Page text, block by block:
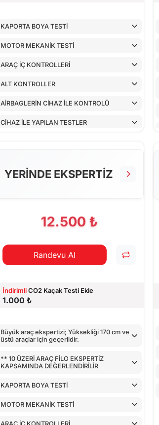
KAPORTA BOYA TESTİ
MOTOR MEKANİK TESTİ
ARAÇ İÇ KONTROLLERİ
ALT KONTROLLER
AİRBAGLERİN CİHAZ İLE KONTROLÜ
CİHAZ İLE YAPILAN TESTLER
YERİNDE EKSPERTİZ
12.500 ₺
Randevu Al
İndirimliCO2 Kaçak Testi Ekle
1.000 ₺
Büyük araç ekspertizi; Yüksekliği 170 cm ve
üstü araçlar için geçerlidir.
** 10 ÜZERİ ARAÇ FİLO EKSPERTİZ
KAPSAMINDA DEĞERLENDİRİLİR
KAPORTA BOYA TESTİ
MOTOR MEKANİK TESTİ